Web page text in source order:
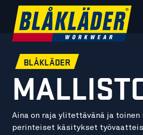
BLÅKLÄDER
Aina on raja ylitettävänä ja
perinteiset käsitykset